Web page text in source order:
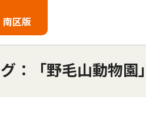
南区版
：「野毛山動物園